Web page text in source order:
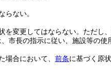
らない。
変更してはならない。 ただし
市長の指示に従い、施設等の使
場合において、 前条に基づく原